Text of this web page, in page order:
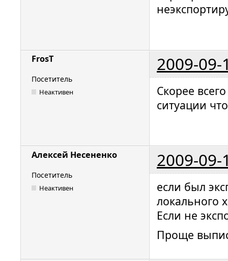
FrosT 2009-09-
Посетитель
Неактивен
Скорее
ситуации
Алексей Несененко 2009-09-
Посетитель
Неактивен
если был
локального
Если не
Проще